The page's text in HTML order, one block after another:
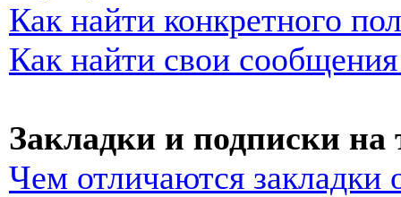
Как найти конкретного
Как найти свои
Закладки и подписки
Чем отличаются закладки